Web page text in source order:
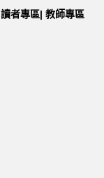
讀者專區| 教師專區